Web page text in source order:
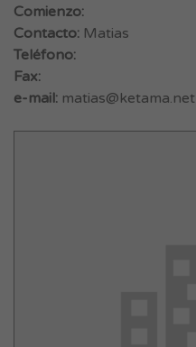
Comienzo:
Contacto: Matias
Teléfono:
Fax:
e-mail: matias@ketama.net